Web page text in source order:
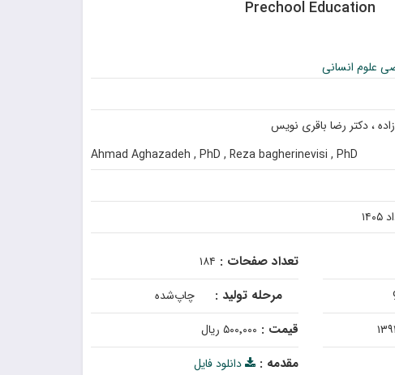
Prechool Education
علوم انسانی
، دکتر رضا باقری نویس
Ahmad Aghazadeh , PhD , Reza bagherinevisi , PhD
۱۳۹۱
تعداد صفحات : ۱۸۴
مرحله تولید : چاپ‌شده
قیمت : ۵۰۰٬۰۰۰ ریال
مقدمه : دانلود فایل